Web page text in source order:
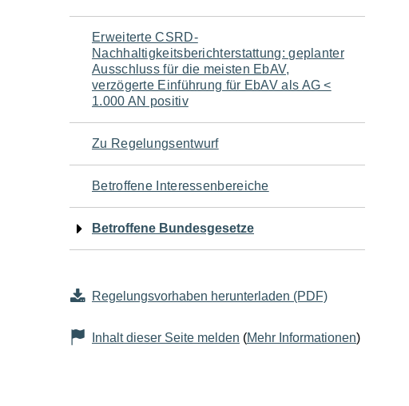
Navigation
für
den
Seiteninhalt
Erweiterte CSRD-
Nachhaltigkeitsberichterstattung: geplanter
Ausschluss für die meisten EbAV,
verzögerte Einführung für EbAV als AG <
1.000 AN positiv
Zu Regelungsentwurf
Betroffene Interessenbereiche
Betroffene Bundesgesetze
Regelungsvorhaben herunterladen (PDF)
Inhalt dieser Seite melden (Mehr Informationen)